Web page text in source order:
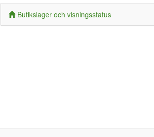
Butikslager och visningsstatus